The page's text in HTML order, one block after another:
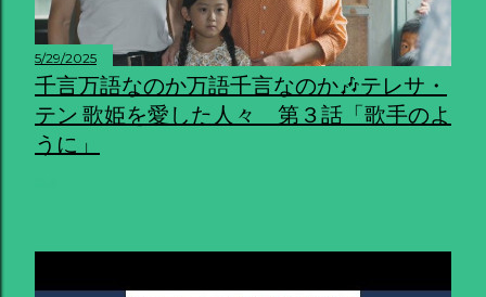
5/29/2025
千言万語なのか万語千言なのか🎶テレサ・
テン 歌姫を愛した人々 第３話「歌手のよ
うに」